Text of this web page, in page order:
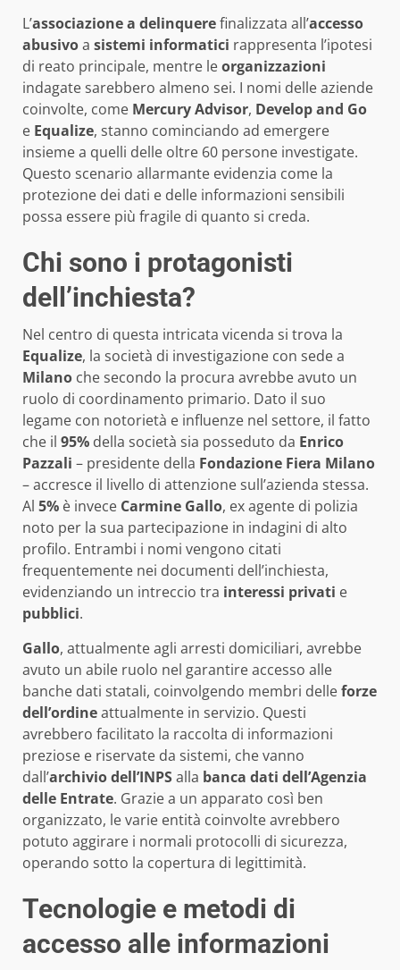
L’associazione a delinquerefinalizzata all’accesso
abusivoa sistemi informatici rappresenta l’ipotesi
di reato principale, mentre leorganizzazioni
indagate sarebbero almeno sei. I nomi delle aziende
coinvolte, come Mercury Advisor, Develop and Go
e Equalize, stanno cominciando ad emergere
insieme a quelli delle oltre 60 persone investigate.
Questo scenario allarmante evidenzia come la
protezione dei dati e delle informazioni sensibili
possa essere più fragile di quanto si creda.
Chi sono i protagonisti
dell’inchiesta?
Nel centro di questa intricata vicenda si trova la
Equalize, la società di investigazione con sede a
Milano che secondo la procura avrebbe avuto un
ruolo di coordinamento primario. Dato il suo
legame con notorietà e influenze nel settore, il fatto
che il 95% della società sia posseduto da Enrico
Pazzali – presidente della Fondazione Fiera Milano
– accresce il livello di attenzione sull’azienda stessa.
Al 5% è invece Carmine Gallo, ex agente di polizia
noto per la sua partecipazione in indagini di alto
profilo. Entrambi i nomi vengono citati
frequentemente nei documenti dell’inchiesta,
evidenziando un intreccio tra interessi privati e
pubblici.
Gallo, attualmente agli arresti domiciliari, avrebbe
avuto un abile ruolo nel garantire accesso alle
banche dati statali, coinvolgendo membri delleforze
dell’ordineattualmente in servizio. Questi
avrebbero facilitato la raccolta di informazioni
preziose e riservate da sistemi, che vanno
dall’archivio dell’INPSalla banca dati dell’Agenzia
delle Entrate. Grazie a un apparato così ben
organizzato, le varie entità coinvolte avrebbero
potuto aggirare i normali protocolli di sicurezza,
operando sotto la copertura di legittimità.
Tecnologie e metodi di
accesso alle informazioni